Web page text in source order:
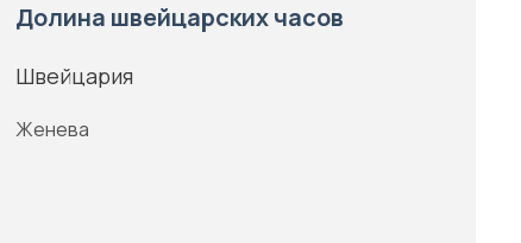
Долина швейцарских часов
Швейцария
Женева